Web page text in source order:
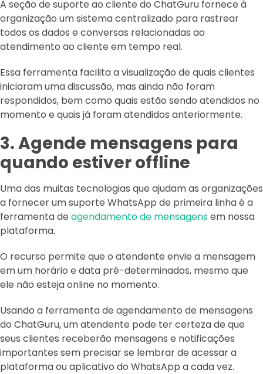
A seção de suporte ao cliente do ChatGuru fornece à
organização um sistema centralizado para rastrear
todos os dados e conversas relacionadas ao
atendimento ao cliente em tempo real.
Essa ferramenta facilita a visualização de quais clientes
iniciaram uma discussão, mas ainda não foram
respondidos, bem como quais estão sendo atendidos no
momento e quais já foram atendidos anteriormente.
3. Agende mensagens para
quando estiver offline
Uma das muitas tecnologias que ajudam as organizações
a fornecer um suporte WhatsApp de primeira linha é a
ferramenta de agendamento de mensagensem nossa
plataforma.
O recurso permite que o atendente envie a mensagem
em um horário e data pré-determinados, mesmo que
ele não esteja online no momento.
Usando a ferramenta de agendamento de mensagens
do ChatGuru, um atendente pode ter certeza de que
seus clientes receberão mensagens e notificações
importantes sem precisar se lembrar de acessar a
plataforma ou aplicativo do WhatsApp a cada vez.